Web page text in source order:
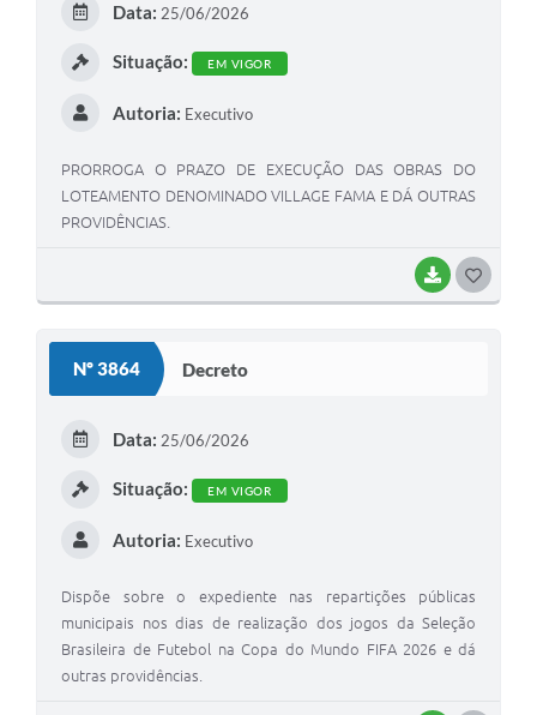
BAIXAR
Data: 25/06/2026
Situação: EM VIGOR
Autoria: Executivo
PRORROGA O PRAZO DE EXECUÇÃO DAS OBRAS DO
LOTEAMENTO DENOMINADO VILLAGE FAMA E DÁ OUTRAS
PROVIDÊNCIAS.
Nº 3864 Decreto
Data: 25/06/2026
Situação: EM VIGOR
Autoria: Executivo
Dispõe sobre o expediente nas repartições públicas
municipais nos dias de realização dos jogos da Seleção
Brasileira de Futebol na Copa do Mundo FIFA 2026 e dá
outras providências.